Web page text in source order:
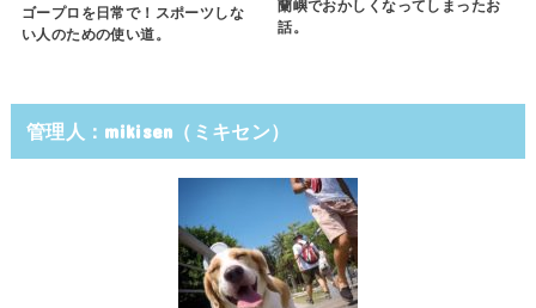
ゴープロを日常で！スポーツしな
い人のための使い道。
蘭嶼でおかしくなってしまったお
話。
管理人：mikisen（ミキセン）